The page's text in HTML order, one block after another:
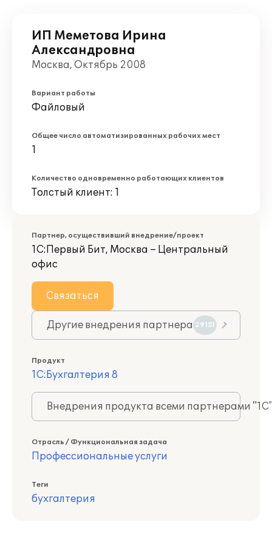
ИП Меметова Ирина
Александровна
Москва, Октябрь 2008
Вариант работы
Файловый
Общее число автоматизированных рабочих мест
1
Количество одновременно работающих клиентов
Толстый клиент: 1
Партнер, осуществивший внедрение/проект
1С:Первый Бит, Москва – Центральный
офис
Связаться
Другие внедрения партнера 29151
Продукт
1С:Бухгалтерия 8
Внедрения продукта всеми партнерами
Отрасль / Функциональная задача
Профессиональные услуги
Теги
бухгалтерия